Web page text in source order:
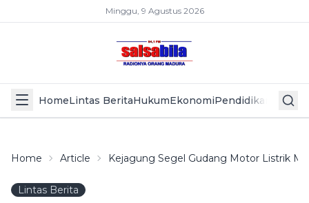
Minggu, 9 Agustus 2026
HomeLintas BeritaHukumEkonomiPendidikan Politik
Home Article Kejagung Segel Gudang Motor Listrik
Lintas Berita